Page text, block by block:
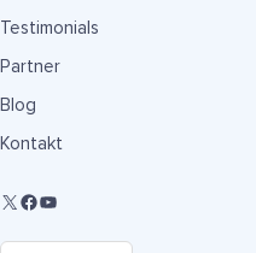
Testimonials
Partner
Blog
Kontakt